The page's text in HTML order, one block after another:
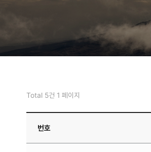
Total 5건 1 페이지
번호